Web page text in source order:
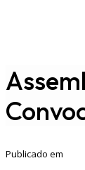
Publicado em